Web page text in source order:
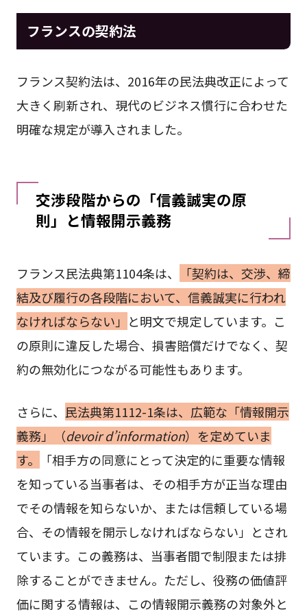
フランスの契約法
フランス契約法は、2016年の民法典改正によって
大きく刷新され、現代のビジネス慣行に合わせた
明確な規定が導入されました。
交渉段階からの「信義誠実の原
則」と情報開示義務
フランス民法典第1104条は、
「契約は、交渉、締
結及び履行の各段階において、信義誠実に行われ
なければならない」 と明文で規定しています。こ
の原則に違反した場合、損害賠償だけでなく、契
約の無効化につながる可能性もあります。
さらに、 民法典第1112-1条は、広範な「情報開示
義務」（devoir d’information）を定めていま
す。
「相手方の同意にとって決定的に重要な情報
を知っている当事者は、その相手方が正当な理由
でその情報を知らないか、または信頼している場
合、その情報を開示しなければならない」とされ
ています。この義務は、当事者間で制限または排
除することができません。ただし、役務の価値評
価に関する情報は、この情報開示義務の対象外と